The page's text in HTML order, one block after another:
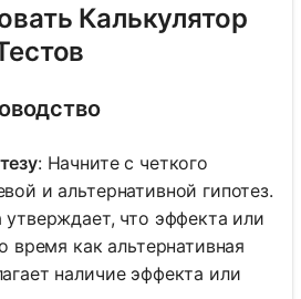
Калькулятор
: Начните с четкого
и альтернативной гипотез.
утверждает, что эффекта или
время как альтернативная
наличие эффекта или